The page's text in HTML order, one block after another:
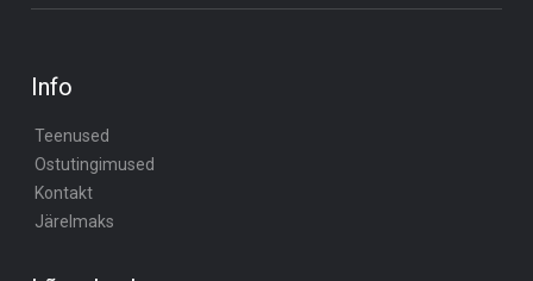
Info
Teenused
Ostutingimused
Kontakt
Järelmaks